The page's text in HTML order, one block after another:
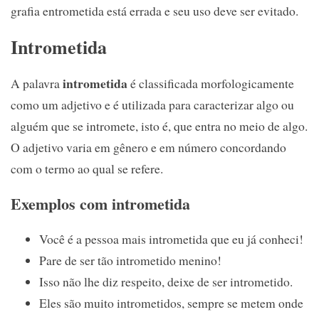
grafia entrometida está errada e seu uso deve ser evitado.
Intrometida
A palavraintrometidaé classificada morfologicamente
como um adjetivo e é utilizada para caracterizar algo ou
alguém que se intromete, isto é, que entra no meio de algo.
O adjetivo varia em gênero e em número concordando
com o termo ao qual se refere.
Exemplos com intrometida
Você é a pessoa mais intrometida que eu já conheci!
Pare de ser tão intrometido menino!
Isso não lhe diz respeito, deixe de ser intrometido.
Eles são muito intrometidos, sempre se metem onde